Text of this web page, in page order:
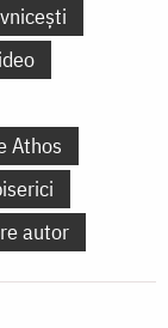
Athos
autor